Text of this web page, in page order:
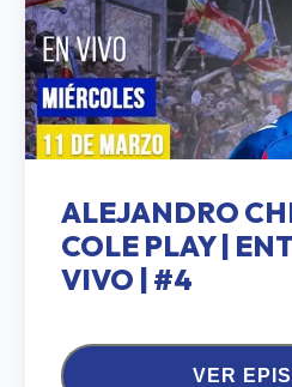
ALEJANDRO
COLE PLAY |
VIVO | #4
VER